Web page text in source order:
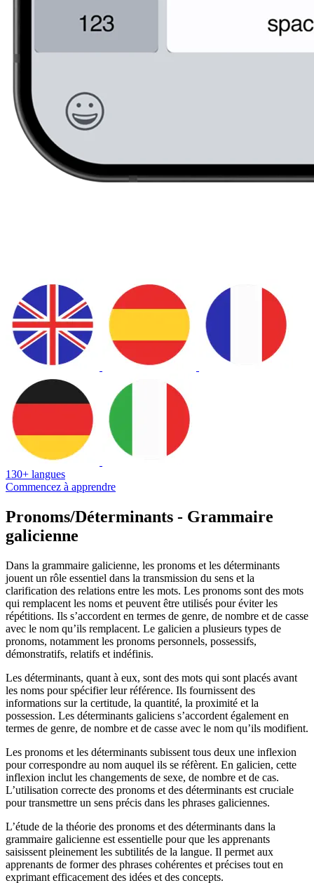
130+ langues
Commencez à apprendre
Pronoms/Déterminants - Grammaire
galicienne
Dans la grammaire galicienne, les pronoms et les déterminants
jouent un rôle essentiel dans la transmission du sens et la
clarification des relations entre les mots. Les pronoms sont des mots
qui remplacent les noms et peuvent être utilisés pour éviter les
répétitions. Ils s’accordent en termes de genre, de nombre et de casse
avec le nom qu’ils remplacent. Le galicien a plusieurs types de
pronoms, notamment les pronoms personnels, possessifs,
démonstratifs, relatifs et indéfinis.
Les déterminants, quant à eux, sont des mots qui sont placés avant
les noms pour spécifier leur référence. Ils fournissent des
informations sur la certitude, la quantité, la proximité et la
possession. Les déterminants galiciens s’accordent également en
termes de genre, de nombre et de casse avec le nom qu’ils modifient.
Les pronoms et les déterminants subissent tous deux une inflexion
pour correspondre au nom auquel ils se réfèrent. En galicien, cette
inflexion inclut les changements de sexe, de nombre et de cas.
L’utilisation correcte des pronoms et des déterminants est cruciale
pour transmettre un sens précis dans les phrases galiciennes.
L’étude de la théorie des pronoms et des déterminants dans la
grammaire galicienne est essentielle pour que les apprenants
saisissent pleinement les subtilités de la langue. Il permet aux
apprenants de former des phrases cohérentes et précises tout en
exprimant efficacement des idées et des concepts.